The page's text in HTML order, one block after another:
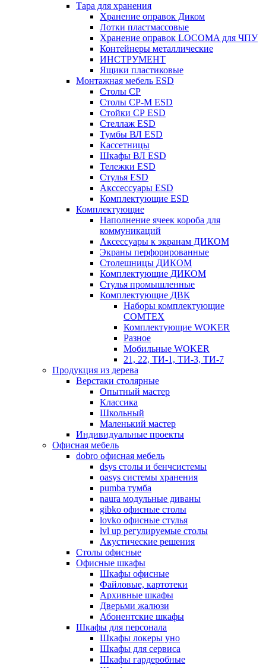
Тара для хранения
Хранение оправок Диком
Лотки пластмассовые
Хранение оправок LOCOMA для ЧПУ
Контейнеры металлические
ИНСТРУМЕНТ
Ящики пластиковые
Монтажная мебель ESD
Столы СР
Столы СР-М ESD
Стойки СР ESD
Стеллаж ESD
Тумбы ВЛ ESD
Кассетницы
Шкафы ВЛ ESD
Тележки ESD
Стулья ESD
Акссессуары ESD
Комплектующие ESD
Комплектующие
Наполнение ячеек короба для
коммуникаций
Аксессуары к экранам ДИКОМ
Экраны перфорированные
Cтолешницы ДИКОМ
Комплектующие ДИКОМ
Стулья промышленные
Комплектующие ДВК
Наборы комплектующие
COMTEX
Комплектующие WOKER
Разное
Мобильные WOKER
21, 22, ТИ-1, ТИ-3, ТИ-7
Продукция из дерева
Верстаки столярные
Опытный мастер
Классика
Школьный
Маленький мастер
Индивидуальные проекты
Офисная мебель
dobro офисная мебель
dsys столы и бенчсистемы
oasys системы хранения
pumba тумба
naura модульные диваны
gibko офисные столы
lovko офисные стулья
lvl up регулируемые столы
Акустические решения
Столы офисные
Офисные шкафы
Шкафы офисные
Файловые, картотеки
Архивные шкафы
Дверьми жалюзи
Абонентские шкафы
Шкафы для персонала
Шкафы локеры уно
Шкафы для сервиса
Шкафы гардеробные